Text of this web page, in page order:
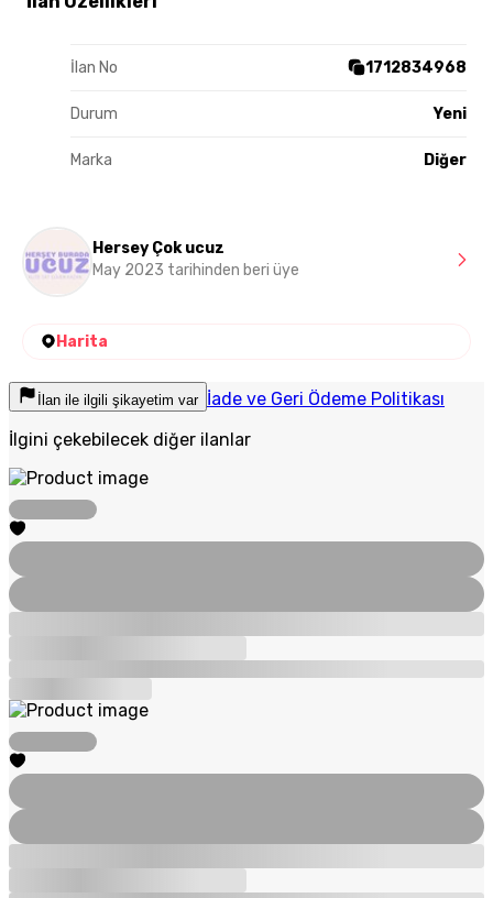
İlan No 1712834968
Durum Yeni
Marka Diğer
Hersey Çok ucuz
May 2023 tarihinden beri üye
Harita
İlan ile ilgili şikayetim var İade ve Geri Ödeme Politikası
İlgini çekebilecek diğer ilanlar